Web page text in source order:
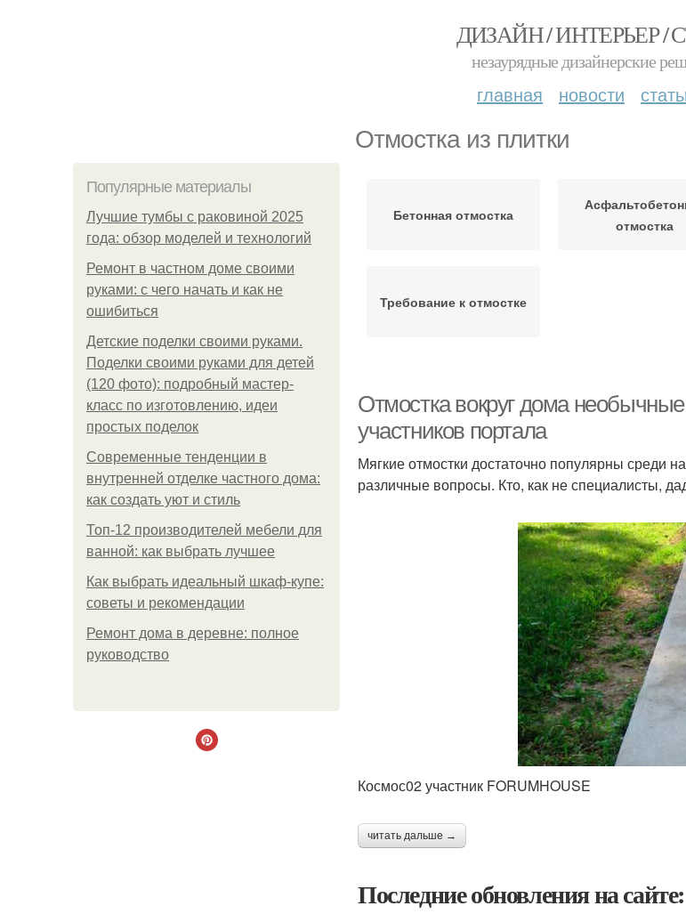
ДИЗАЙН / ИНТЕРЬЕР /
незаурядные дизайнерские
главная новости
Отмостка из плитки
Популярные материалы
Лучшие тумбы с раковиной 2025
года: обзор моделей и технологий
Ремонт в частном доме своими
руками: с чего начать и как не
ошибиться
Детские поделки своими руками.
Поделки своими руками для детей
(120 фото): подробный мастер-
класс по изготовлению, идеи
простых поделок
Современные тенденции в
внутренней отделке частного дома:
как создать уют и стиль
Топ-12 производителей мебели для
ванной: как выбрать лучшее
Как выбрать идеальный шкаф-купе:
советы и рекомендации
Ремонт дома в деревне: полное
руководство
Бетонная отмостка
отмостка
Требование к отмостке
Отмостка вокруг дома
участников портала
Мягкие отмостки достаточно популярны среди
различные вопросы. Кто, как не специалисты,
Космос02 участник FORUMHOUSE
читать дальше →
Последние обновления на сайте: